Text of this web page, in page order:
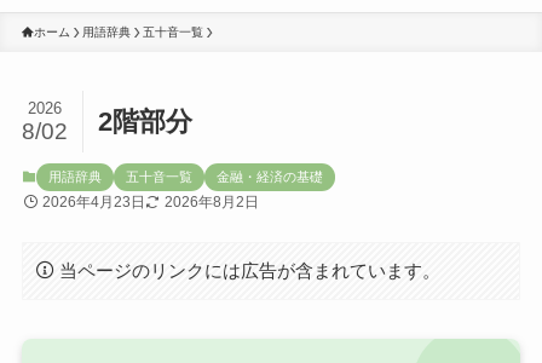
ホーム 用語辞典 五十音一覧
2階部分
2026
8/02
用語辞典 五十音一覧 金融・経済の基礎
2026年4月23日 2026年8月2日
当ページのリンクには広告が含まれています。